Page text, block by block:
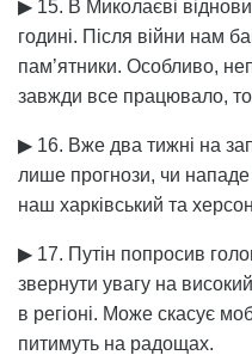
▶ 15. В Миколаєві
годині. Після війни нам
пам’ятники. Особливо,
завжди все працювало,
▶ 16. Вже два тижні на
лише прогнози, чи
наш харківський та
▶ 17. Путін попросив
звернути увагу на
в регіоні. Може скасує
питимуть на радощах.